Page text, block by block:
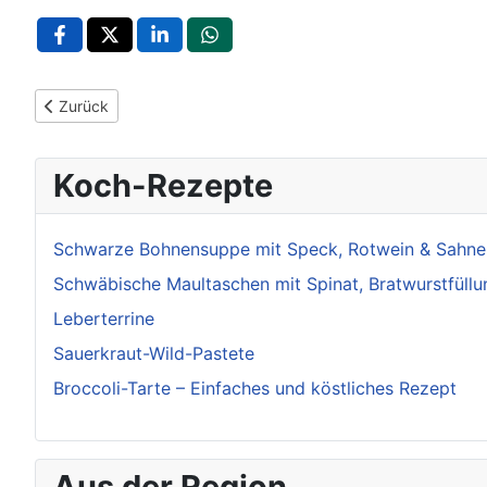
Vorheriger Beitrag: Crostini di Milza – Milzpaste auf
Zurück
Koch-Rezepte
Schwarze Bohnensuppe mit Speck, Rotwein & Sahne
Schwäbische Maultaschen mit Spinat,
Leberterrine
Sauerkraut-Wild-Pastete
Broccoli-Tarte – Einfaches und köstliches Rezept